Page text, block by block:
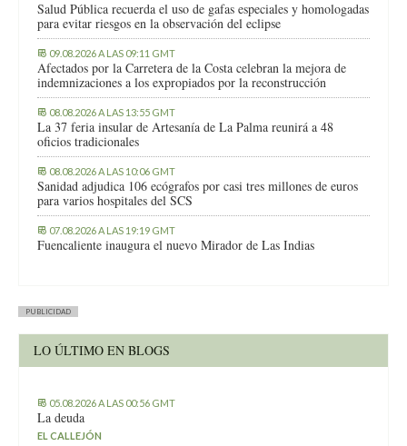
Salud Pública recuerda el uso de gafas especiales y homologadas
para evitar riesgos en la observación del eclipse
09.08.2026 A LAS 09:11 GMT
Afectados por la Carretera de la Costa celebran la mejora de
indemnizaciones a los expropiados por la reconstrucción
08.08.2026 A LAS 13:55 GMT
La 37 feria insular de Artesanía de La Palma reunirá a 48
oficios tradicionales
08.08.2026 A LAS 10:06 GMT
Sanidad adjudica 106 ecógrafos por casi tres millones de euros
para varios hospitales del SCS
07.08.2026 A LAS 19:19 GMT
Fuencaliente inaugura el nuevo Mirador de Las Indias
PUBLICIDAD
LO ÚLTIMO EN BLOGS
05.08.2026 A LAS 00:56 GMT
La deuda
EL CALLEJÓN